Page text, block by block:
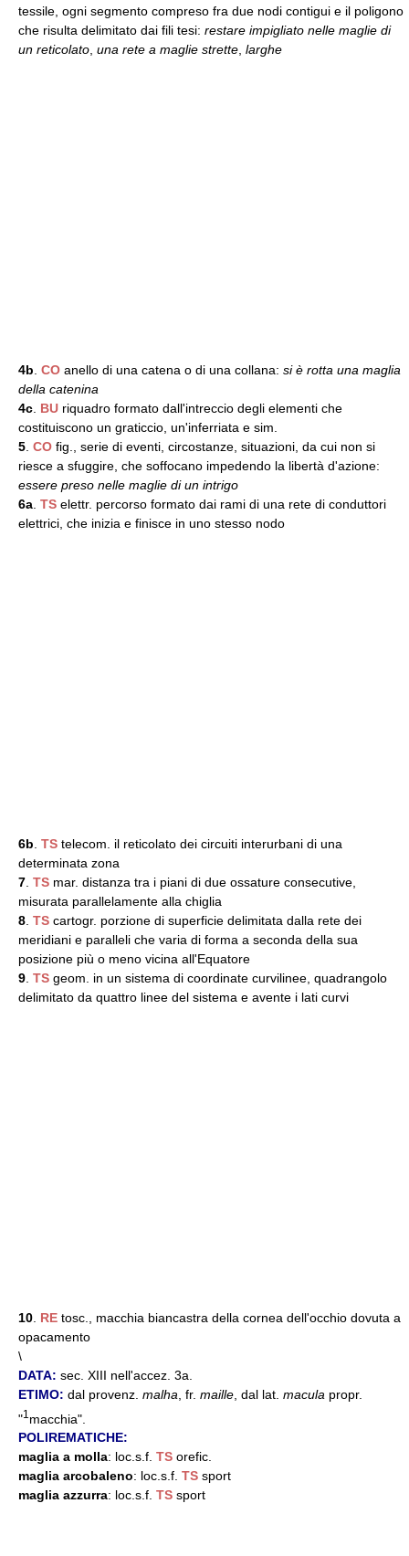
tessile, ogni segmento compreso fra due nodi contigui e il poligono
che risulta delimitato dai fili tesi: restare impigliato nelle maglie di
un reticolato una rete a maglie strette larghe
4b CO anello di una catena o di una collana: si è rotta una maglia
della catenina
4c BU riquadro formato dall'intreccio degli elementi che
costituiscono un graticcio, un'inferriata e sim.
5 CO fig., serie di eventi, circostanze, situazioni, da cui non si
riesce a sfuggire, che soffocano impedendo la libertà d'azione:
essere preso nelle maglie di un intrigo
6a TS elettr. percorso formato dai rami di una rete di conduttori
elettrici, che inizia e finisce in uno stesso nodo
6b TS telecom. il reticolato dei circuiti interurbani di una
determinata zona
7 TS mar. distanza tra i piani di due ossature consecutive,
misurata parallelamente alla chiglia
8 TS cartogr. porzione di superficie delimitata dalla rete dei
meridiani e paralleli che varia di forma a seconda della sua
posizione più o meno vicina all'Equatore
9 TS geom. in un sistema di coordinate curvilinee, quadrangolo
delimitato da quattro linee del sistema e avente i lati curvi
10 RE tosc., macchia biancastra della cornea dell'occhio dovuta a
opacamento
\
DATA: sec. XIII nell'accez. 3a.
ETIMO: dal provenz. malha , fr. maille , dal lat. macula propr.
"1 macchia".
POLIREMATICHE:
maglia a molla: loc.s.f. TS orefic.
maglia arcobaleno: loc.s.f. TS sport
maglia azzurra: loc.s.f. TS sport